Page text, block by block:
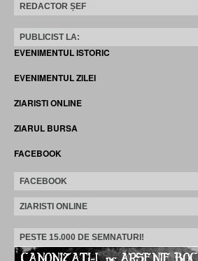
REDACTOR ȘEF
PUBLICIST LA:
EVENIMENTUL ISTORIC
EVENIMENTUL ZILEI
ZIARISTI ONLINE
ZIARUL BURSA
FACEBOOK
FACEBOOK
ZIARISTI ONLINE
PESTE 15.000 DE SEMNATURI!